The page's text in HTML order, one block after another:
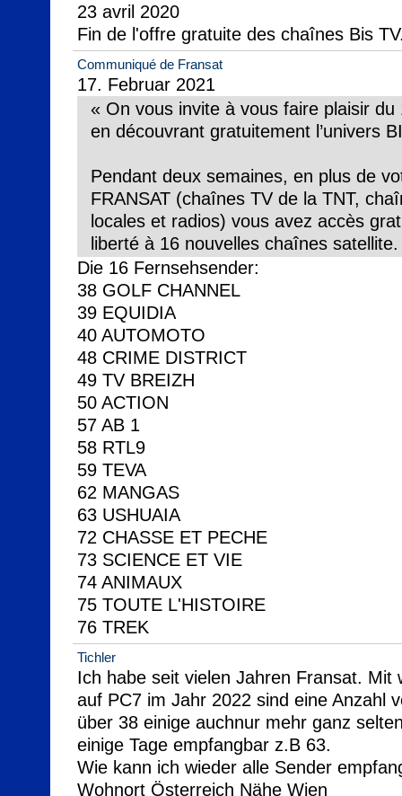
23 avril 2020
Fin de l'offre gratuite des chaînes Bis
Communiqué de Fransat
17. Februar 2021
« On vous invite à vous faire plaisir
en découvrant gratuitement l’univers
Pendant deux semaines, en plus de
FRANSAT (chaînes TV de la TNT,
locales et radios) vous avez accès
liberté à 16 nouvelles chaînes
Die 16 Fernsehsender:
38 GOLF CHANNEL
39 EQUIDIA
40 AUTOMOTO
48 CRIME DISTRICT
49 TV BREIZH
50 ACTION
57 AB 1
58 RTL9
59 TEVA
62 MANGAS
63 USHUAIA
72 CHASSE ET PECHE
73 SCIENCE ET VIE
74 ANIMAUX
75 TOUTE L'HISTOIRE
76 TREK
Tichler
Ich habe seit vielen Jahren Fransat. Mit
auf PC7 im Jahr 2022 sind eine Anzahl
über 38 einige auchnur mehr ganz
einige Tage empfangbar z.B 63.
Wie kann ich wieder alle Sender
Wohnort Österreich Nähe Wien